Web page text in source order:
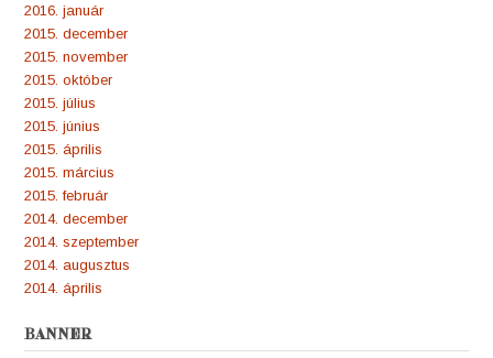
2016. január
2015. december
2015. november
2015. október
2015. július
2015. június
2015. április
2015. március
2015. február
2014. december
2014. szeptember
2014. augusztus
2014. április
BANNER